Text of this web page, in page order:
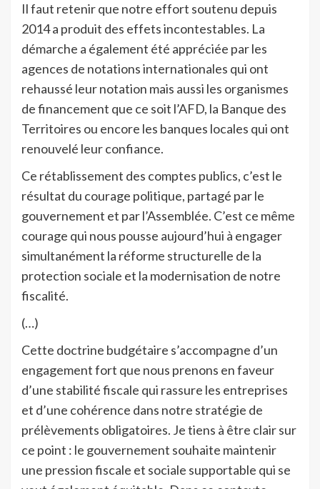
Il faut retenir que notre effort soutenu depuis
2014 a produit des effets incontestables. La
démarche a également été appréciée par les
agences de notations internationales qui ont
rehaussé leur notation mais aussi les organismes
de financement que ce soit l’AFD, la Banque des
Territoires ou encore les banques locales qui ont
renouvelé leur confiance.
Ce rétablissement des comptes publics, c’est le
résultat du courage politique, partagé par le
gouvernement et par l’Assemblée. C’est ce même
courage qui nous pousse aujourd’hui à engager
simultanément la réforme structurelle de la
protection sociale et la modernisation de notre
fiscalité.
(…)
Cette doctrine budgétaire s’accompagne d’un
engagement fort que nous prenons en faveur
d’une stabilité fiscale qui rassure les entreprises
et d’une cohérence dans notre stratégie de
prélèvements obligatoires. Je tiens à être clair sur
ce point : le gouvernement souhaite maintenir
une pression fiscale et sociale supportable qui se